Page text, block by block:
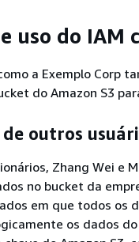
uso do IAM
a Exemplo Corp
do Amazon S3
de outros
Zhang Wei e
no bucket da
em que todos os
os dados